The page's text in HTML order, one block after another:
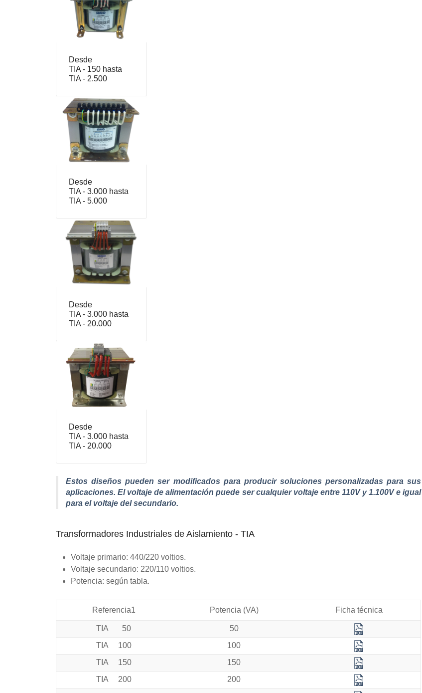
Desde
TIA - 150 hasta
TIA - 2.500
Desde
TIA - 3.000 hasta
TIA - 5.000
Desde
TIA - 3.000 hasta
TIA - 20.000
Desde
TIA - 3.000 hasta
TIA - 20.000
Estos diseños pueden ser modificados para producir soluciones personalizadas para sus
aplicaciones. El voltaje de alimentación puede ser cualquier voltaje entre 110V y 1.100V e igual
para el voltaje del secundario.
Transformadores Industriales de Aislamiento - TIA
Voltaje primario: 440/220 voltios.
Voltaje secundario: 220/110 voltios.
Potencia: según tabla.
Referencia1 Potencia (VA) Ficha técnica
TIA 50
50
TIA 100
100
TIA 150
150
TIA 200
200